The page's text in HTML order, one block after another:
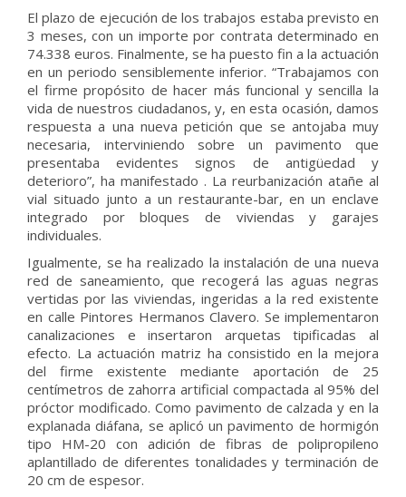
El plazo de ejecución de los trabajos estaba previsto en
3 meses, con un importe por contrata determinado en
74.338 euros. Finalmente, se ha puesto fin a la actuación
en un periodo sensiblemente inferior. “Trabajamos con
el firme propósito de hacer más funcional y sencilla la
vida de nuestros ciudadanos, y, en esta ocasión, damos
respuesta a una nueva petición que se antojaba muy
necesaria, interviniendo sobre un pavimento que
presentaba evidentes signos de antigüedad y
deterioro”, ha manifestado . La reurbanización atañe al
vial situado junto a un restaurante-bar, en un enclave
integrado por bloques de viviendas y garajes
individuales.
Igualmente, se ha realizado la instalación de una nueva
red de saneamiento, que recogerá las aguas negras
vertidas por las viviendas, ingeridas a la red existente
en calle Pintores Hermanos Clavero. Se implementaron
canalizaciones e insertaron arquetas tipificadas al
efecto. La actuación matriz ha consistido en la mejora
del firme existente mediante aportación de 25
centímetros de zahorra artificial compactada al 95% del
próctor modificado. Como pavimento de calzada y en la
explanada diáfana, se aplicó un pavimento de hormigón
tipo HM-20 con adición de fibras de polipropileno
aplantillado de diferentes tonalidades y terminación de
20 cm de espesor.